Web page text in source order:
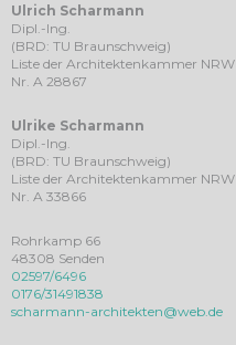
Ulrich Scharmann
Dipl.-Ing.
(BRD: TU Braunschweig)
Liste der Architektenkammer NRW
Nr. A 28867
Ulrike Scharmann
Dipl.-Ing.
(BRD: TU Braunschweig)
Liste der Architektenkammer NRW
Nr. A 33866
Rohrkamp 66
48308 Senden
02597/6496
0176/31491838
scharmann-architekten@web.de